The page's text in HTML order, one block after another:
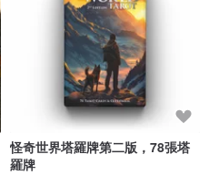
怪奇世界塔羅牌第二版，78張塔
羅牌